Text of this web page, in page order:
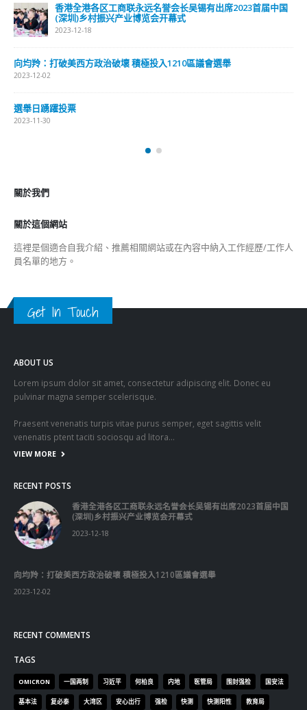
香港全港各区工商联永远名誉会长吴锡有出席2023首届中国
(深圳)乡村振兴产业博览会开幕式
2023-12-18
向均羚：打破美西方政治破壞 積極投入1210區議會選舉
2023-12-02
選舉日踴躍投票
2023-11-30
關於我們
關於這個網站
這裡是個適合自我介紹、推薦相關網站或在內容中納入工作經歷/工作人
員名單的地方。
Get In Touch
ABOUT US
Lorem ipsum dolor sit amet, consectetur adipiscing elit. Donec eu
pulvinar magna semper scelerisque.
Praesent venenatis turpis vitae purus semper, eget sagittis velit
venenatis ptent taciti sociosqu ad litora…
VIEW MORE
RECENT POSTS
香港全港各区工商联永远名誉会长吴锡有出席2023首届中国
(深圳)乡村振兴产业博览会开幕式
2023-12-18
向均羚：打破美西方政治破壞 積極投入1210區議會選舉
2023-12-02
RECENT COMMENTS
TAGS
OMICRON 一国两制 习近平 何柏良 内地 医管局 围封强检 国安法
基本法 复必泰 大湾区 安心出行 强检 快测 快测阳性 教育局